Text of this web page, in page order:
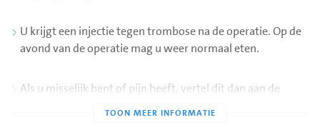
U krijgt een injectie tegen trombose na de operatie. Op de
avond van de operatie mag u weer normaal eten.
Als u misselijk bent of pijn heeft, vertel dit dan aan de